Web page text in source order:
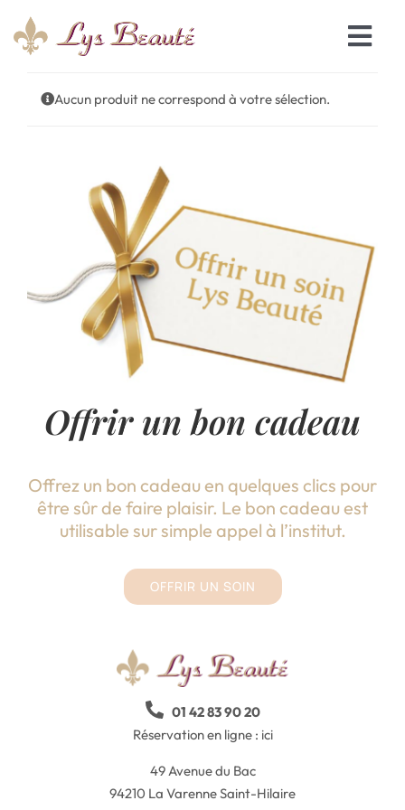
au
contenu
Accueil
Réservation en ligne
Aucun produit ne correspond à votre sélection.
Offrir un bon cadeau
Offrez un bon cadeau en quelques clics pour
être sûr de faire plaisir. Le bon cadeau est
utilisable sur simple appel à l’institut.
OFFRIR UN SOIN
01 42 83 90 20
Réservation en ligne : ici
49 Avenue du Bac
94210 La Varenne Saint-Hilaire